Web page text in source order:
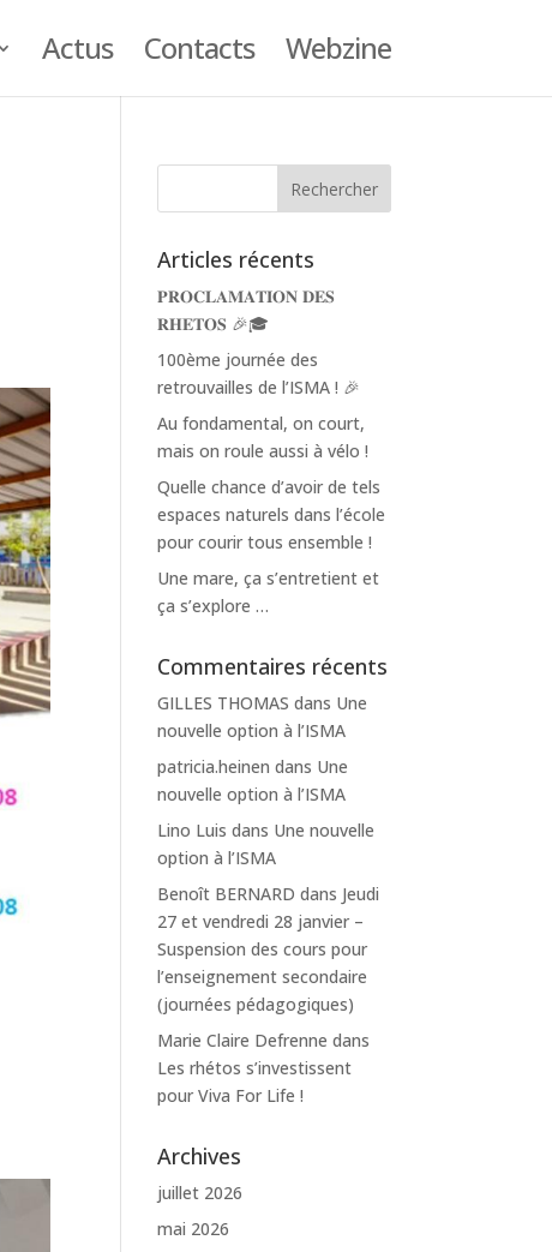
Actus Contacts Webzine
Articles récents
𝐏𝐑𝐎𝐂𝐋𝐀𝐌𝐀𝐓𝐈𝐎𝐍 𝐃𝐄𝐒
𝐑𝐇𝐄𝐓𝐎𝐒 🎉🎓
100ème journée des
retrouvailles de l’ISMA ! 🎉
Au fondamental, on court,
mais on roule aussi à vélo !
Quelle chance d’avoir de tels
espaces naturels dans l’école
pour courir tous ensemble !
Une mare, ça s’entretient et
ça s’explore …
Commentaires récents
GILLES THOMAS dans Une
nouvelle option à l’ISMA
patricia.heinen dans Une
nouvelle option à l’ISMA
Lino Luis dans Une nouvelle
option à l’ISMA
Benoît BERNARD dans Jeudi
27 et vendredi 28 janvier –
Suspension des cours pour
l’enseignement secondaire
(journées pédagogiques)
Marie Claire Defrenne dans
Les rhétos s’investissent
pour Viva For Life !
Archives
juillet 2026
mai 2026